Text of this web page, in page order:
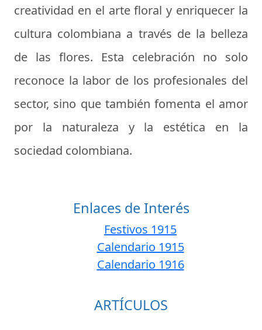
creatividad en el arte floral y enriquecer la
cultura colombiana a través de la belleza
de las flores. Esta celebración no solo
reconoce la labor de los profesionales del
sector, sino que también fomenta el amor
por la naturaleza y la estética en la
sociedad colombiana.
Enlaces de Interés
Festivos 1915
Calendario 1915
Calendario 1916
ARTÍCULOS